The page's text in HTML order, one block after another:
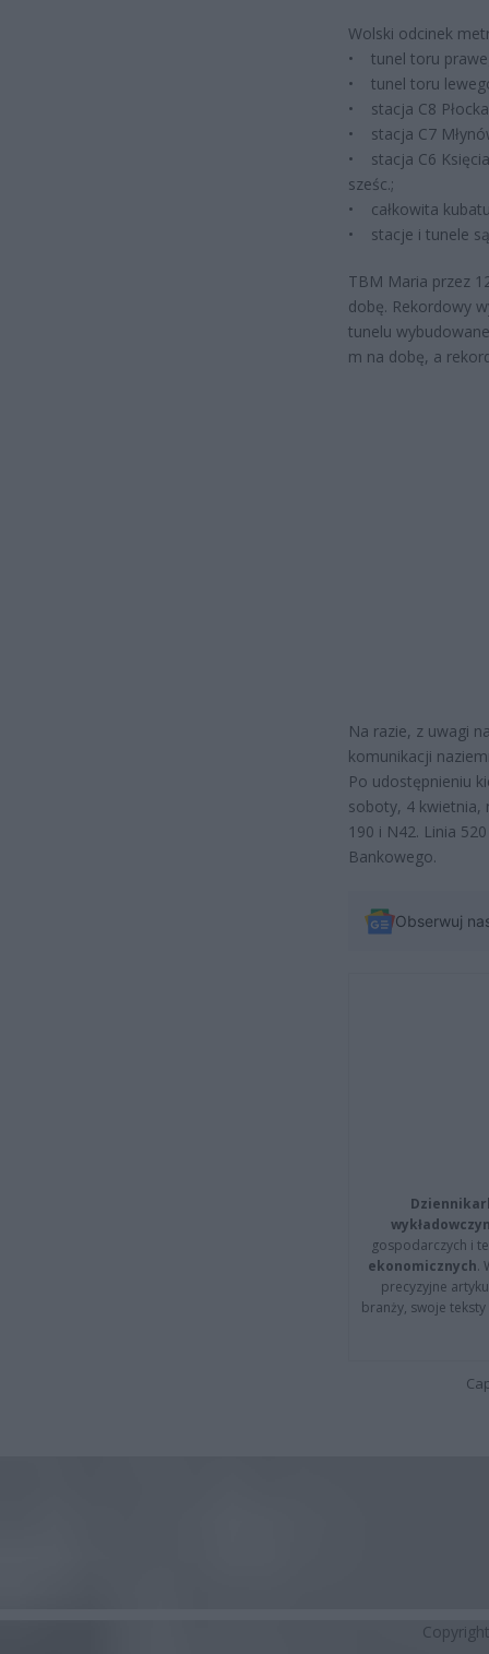
Wolski odcinek
• tunel toru
• tunel toru
• stacja C8
• stacja C7
• stacja C6
sześc.;
• całkowita
• stacje i tunele
TBM Maria przez
dobę. Rekordowy
tunelu
m na dobę, a
Na razie, z uwagi
komunikacji
Po udostępnieniu
soboty, 4 kwietnia,
190 i N42. Linia
Bankowego.
Obserwuj
gospodarczych i
ekonomicznych.
precyzyjne
branży, swoje